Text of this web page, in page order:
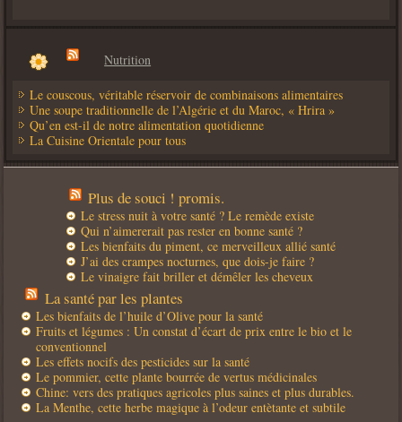
Nutrition
Le couscous, véritable réservoir de combinaisons alimentaires
Une soupe traditionnelle de l’Algérie et du Maroc, « Hrira »
Qu’en est-il de notre alimentation quotidienne
La Cuisine Orientale pour tous
Plus de souci ! promis.
Le stress nuit à votre santé ? Le remède existe
Qui n’aimererait pas rester en bonne santé ?
Les bienfaits du piment, ce merveilleux allié santé
J’ai des crampes nocturnes, que dois-je faire ?
Le vinaigre fait briller et démêler les cheveux
La santé par les plantes
Les bienfaits de l’huile d’Olive pour la santé
Fruits et légumes : Un constat d’écart de prix entre le bio et le
conventionnel
Les effets nocifs des pesticides sur la santé
Le pommier, cette plante bourrée de vertus médicinales
Chine: vers des pratiques agricoles plus saines et plus durables.
La Menthe, cette herbe magique à l’odeur entètante et subtile